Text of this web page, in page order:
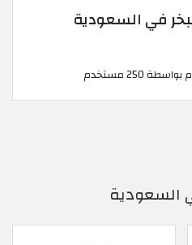
في السعودية
السعودية